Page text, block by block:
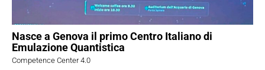
Nasce a Genova il primo Centro Italiano di
Emulazione Quantistica
Competence Center 4.0